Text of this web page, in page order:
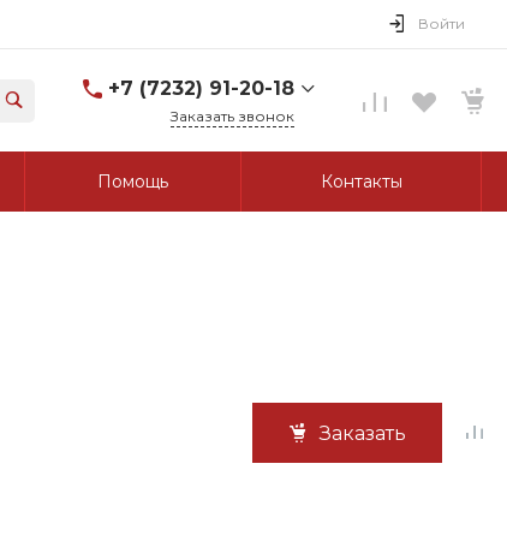
Войти
+7 (7232) 91-20-18
г. Усть-Каменогорск, ул.
Заказать звонок
Помощь Контакты
Заказать